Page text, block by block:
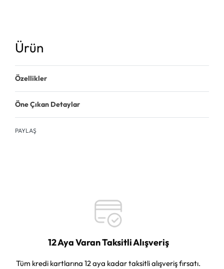
Ürün
Özellikler
Öne Çıkan Detaylar
PAYLAŞ
12 Aya Varan Taksitli Alışveriş
Tüm kredi kartlarına 12 aya kadar taksitli alışveriş fırsatı.